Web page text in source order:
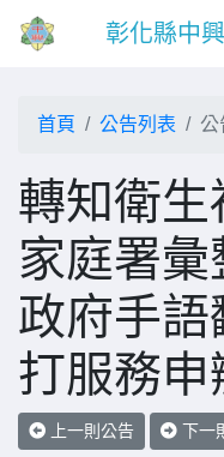
彰化縣中
首頁 公告列表 公
轉知衛生
家庭署
政府手語
打服務申
上一則公告 下一